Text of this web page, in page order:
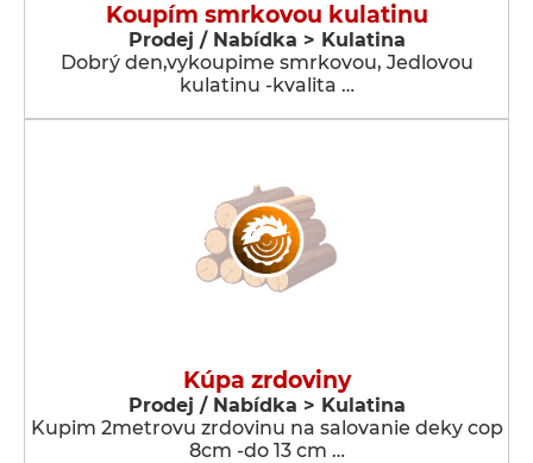
Koupím smrkovou kulatinu
Prodej / Nabídka > Kulatina
Dobrý den,vykoupime smrkovou, Jedlovou
kulatinu -kvalita …
Kúpa zrdoviny
Prodej / Nabídka > Kulatina
Kupim 2metrovu zrdovinu na salovanie deky cop
8cm -do 13 cm …